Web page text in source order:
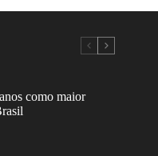
como maior